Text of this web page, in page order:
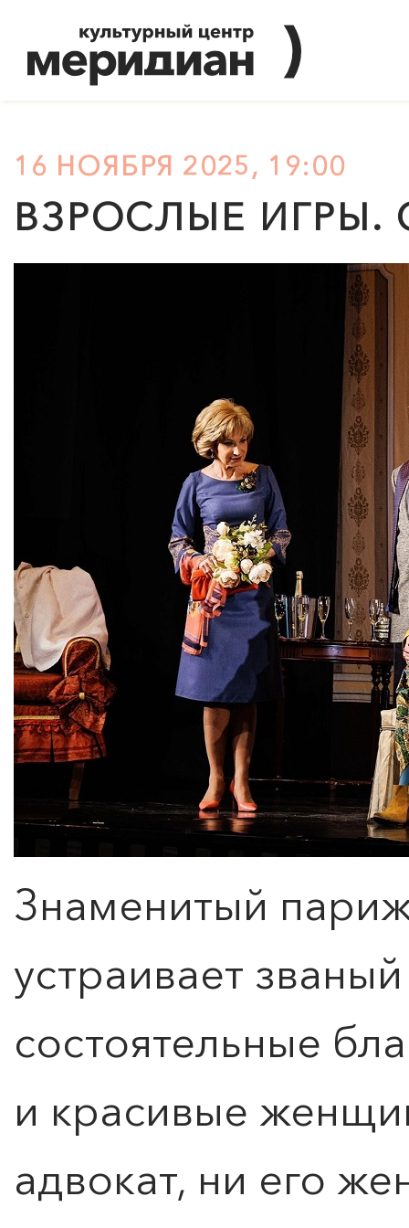
16 НОЯБРЯ 2025, 19:00
ВЗРОСЛЫЕ ИГРЫ.
Знаменитый
устраивает
состоятельные
и красивые
адвокат, ни его